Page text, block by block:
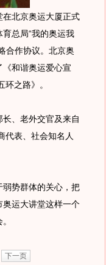
北京奥运大厦正式
总局“我的奥运我
合作协议。北京奥
和谐奥运爱心宣
之路》。
、老外交官及来自
代表、社会知名人
势群体的关心，把
运大讲堂这样一个
下一页